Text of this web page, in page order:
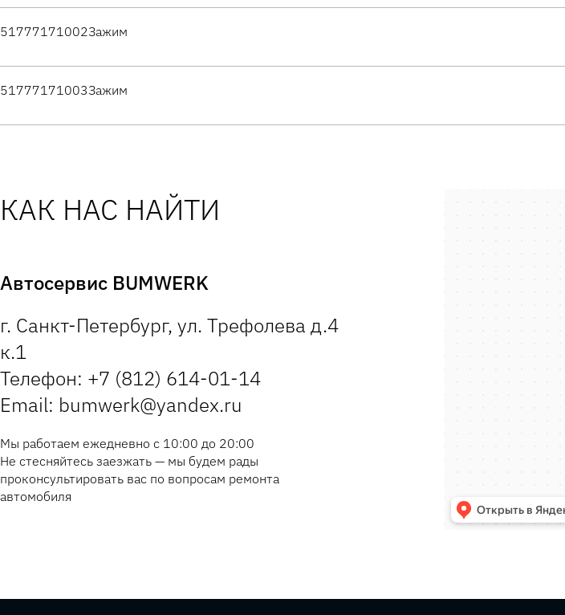
51777171002Зажим
51777171003Зажим
КАК НАС НАЙТИ
Автосервис BUMWERK
г. Санкт-Петербург, ул. Трефолева д.4
к.1
Телефон: +7 (812) 614-01-14
Email: bumwerk@yandex.ru
Мы работаем ежедневно с 10:00 до 20:00
Не стесняйтесь заезжать — мы будем рады
проконсультировать вас по вопросам ремонта
автомобиля